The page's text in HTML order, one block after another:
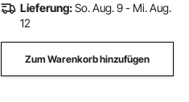
Lieferung:So. Aug. 9 - Mi. Aug.
12
Zum Warenkorb hinzufügen